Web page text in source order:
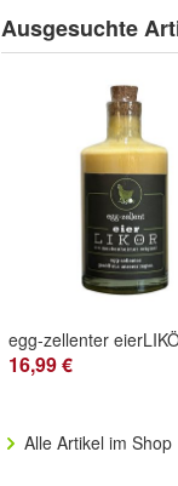
Ausgesuchte
egg-zellenter
16,99 €
Alle Artikel im Shop